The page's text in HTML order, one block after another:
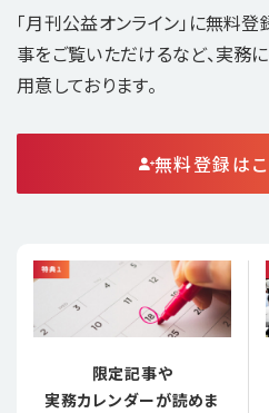
「月刊公益オンライン」に無料
事をご覧いただけるなど、実務
用意しております。
無料登録は
限定記事や
実務カレンダーが読めま